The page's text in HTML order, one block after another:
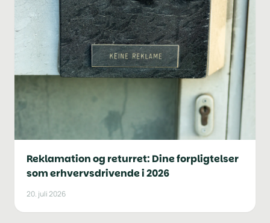
Reklamation og returret: Dine forpligtelser
som erhvervsdrivende i 2026
20. juli 2026